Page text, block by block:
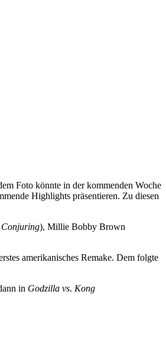
Foto könnte in der kommenden Woche
Highlights präsentieren. Zu diesen
Conjuring), Millie Bobby Brown
amerikanisches Remake. Dem folgte
in Godzilla vs. Kong